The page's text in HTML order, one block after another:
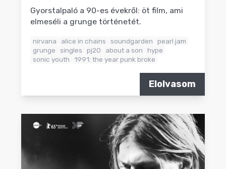
Gyorstalpaló a 90-es évekről: öt film, ami
elmeséli a grunge történetét.
nirvana alice in chains soundgarden
pearl jam
grunge
singles pj20 about a son
hype
sonic youth
1991: the year punk broke
Elolvasom